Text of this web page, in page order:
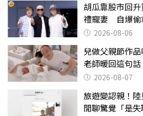
胡瓜靠股市回
禮寵妻 自爆偷
2026-08-06
兒做父親節作
老師暖回這句
淚 2026-08-07
旅遊變認親！
閒聊驚覺「是